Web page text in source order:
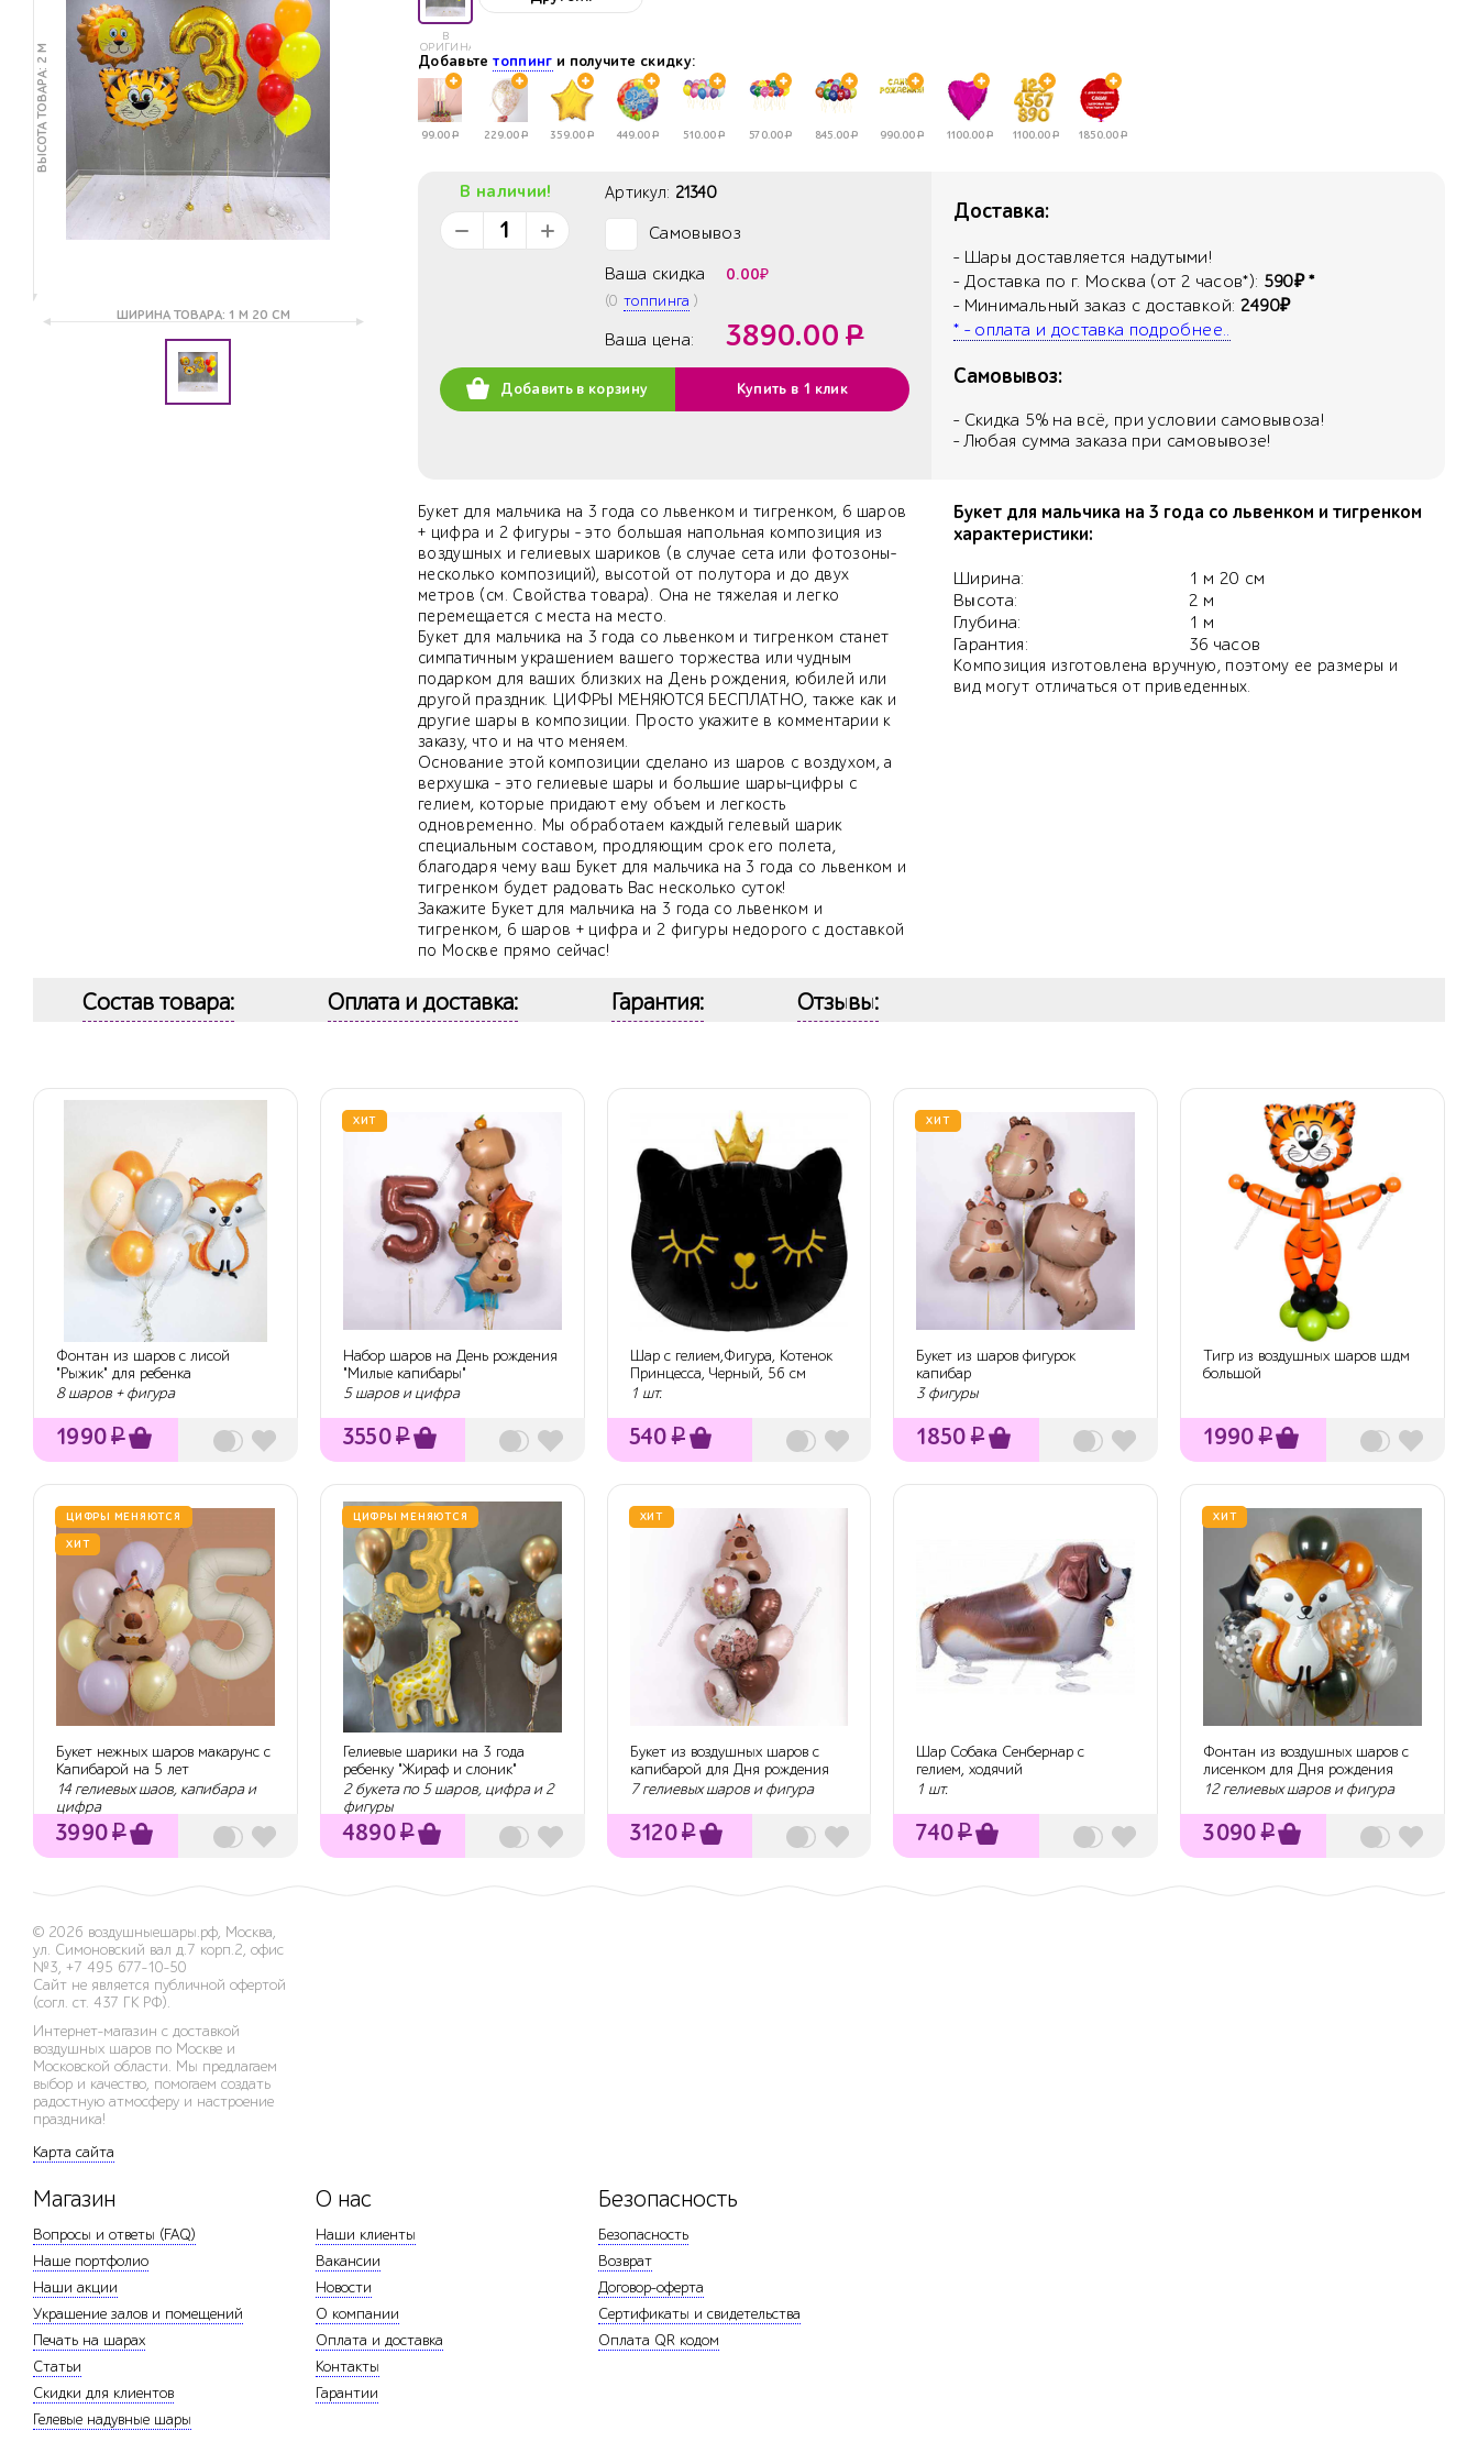
ВЫСОТА ТОВАРА: 2 М
ШИРИНА ТОВАРА: 1 М 20 СМ
В
ОРИГИНАЛЕ
Добавьтетоппинг и получите скидку:
99.00Р 229.00Р 359.00Р 449.00Р 510.00Р 570.00Р 845.00Р 990.00Р 1100.00Р 1100.00Р 1850.00Р
В наличии! Артикул: 21340
Самовывоз
Ваша скидка 0.00₽
(0 топпинга )
Ваша цена: 3890.00 Р
Добавить в корзину Купить в 1 клик
Доставка:
- Шары доставляется надутыми!
- Доставка по г. Москва (от 2 часов*): 590₽ *
- Минимальный заказ с доставкой: 2490₽
* - оплата и доставка подробнее..
Самовывоз:
- Скидка 5% на всё, при условии самовывоза!
- Любая сумма заказа при самовывозе!
Букет для мальчика на 3 года со львенком и тигренком, 6 шаров
+ цифра и 2 фигуры - это большая напольная композиция из
воздушных и гелиевых шариков (в случае сета или фотозоны-
несколько композиций), высотой от полутора и до двух
метров (см. Свойства товара). Она не тяжелая и легко
перемещается с места на место.
Букет для мальчика на 3 года со львенком и тигренком станет
симпатичным украшением вашего торжества или чудным
подарком для ваших близких на День рождения, юбилей или
другой праздник. ЦИФРЫ МЕНЯЮТСЯ БЕСПЛАТНО, также как и
другие шары в композиции. Просто укажите в комментарии к
заказу, что и на что меняем.
Основание этой композиции сделано из шаров с воздухом, а
верхушка - это гелиевые шары и большие шары-цифры с
гелием, которые придают ему объем и легкость
одновременно. Мы обработаем каждый гелевый шарик
специальным составом, продляющим срок его полета,
благодаря чему ваш Букет для мальчика на 3 года со львенком и
тигренком будет радовать Вас несколько суток!
Закажите Букет для мальчика на 3 года со львенком и
тигренком, 6 шаров + цифра и 2 фигуры недорого с доставкой
по Москве прямо сейчас!
Букет для мальчика на 3 года со львенком и тигренком
характеристики:
Ширина:
Высота:
Глубина:
Гарантия:
1 м 20 см
2 м
1 м
36 часов
Композиция изготовлена вручную, поэтому ее размеры и
вид могут отличаться от приведенных.
Состав товара: Оплата и доставка: Гарантия: Отзывы:
Фонтан из шаров с лисой
"Рыжик" для ребенка
8 шаров + фигура
1990₽
ХИТ
Набор шаров на День рождения
"Милые капибары"
5 шаров и цифра
3550₽
Шар с гелием,Фигура, Котенок
Принцесса, Черный, 56 см
1 шт.
540₽
ХИТ
Букет из шаров фигурок
капибар
3 фигуры
1850₽
Тигр из воздушных шаров шдм
большой
1990₽
ЦИФРЫ МЕНЯЮТСЯ
ХИТ
Букет нежных шаров макарунс с
Капибарой на 5 лет
14 гелиевых шаов, капибара и
цифра
3990₽
ЦИФРЫ МЕНЯЮТСЯ
Гелиевые шарики на 3 года
ребенку "Жираф и слоник"
2 букета по 5 шаров, цифра и 2
фигуры
4890₽
ХИТ
Букет из воздушных шаров с
капибарой для Дня рождения
7 гелиевых шаров и фигура
3120₽
Шар Собака Сенбернар с
гелием, ходячий
1 шт.
740₽
ХИТ
Фонтан из воздушных шаров с
лисенком для Дня рождения
12 гелиевых шаров и фигура
3090₽
© 2026 воздушныешары.рф, Москва,
ул. Симоновский вал д.7 корп.2, офис
№3, +7 495 677-10-50
Сайт не является публичной офертой
(согл. ст. 437 ГК РФ).
Интернет-магазин с доставкой
воздушных шаров по Москве и
Московской области. Мы предлагаем
выбор и качество, помогаем создать
радостную атмосферу и настроение
праздника!
Карта сайта
Магазин
Вопросы и ответы (FAQ)
Наше портфолио
Наши акции
Украшение залов и помещений
Печать на шарах
Статьи
Скидки для клиентов
Гелевые надувные шары
О нас
Наши клиенты
Вакансии
Новости
О компании
Оплата и доставка
Контакты
Гарантии
Безопасность
Безопасность
Возврат
Договор-оферта
Сертификаты и свидетельства
Оплата QR кодом